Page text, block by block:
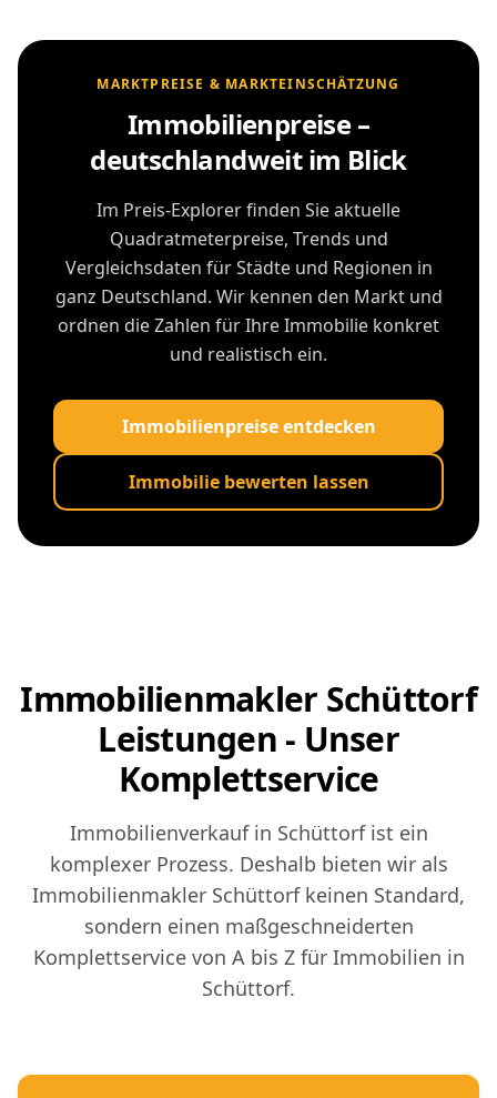
MARKTPREISE & MARKTEINSCHÄTZUNG
Immobilienpreise –
deutschlandweit im Blick
Im Preis-Explorer finden Sie aktuelle
Quadratmeterpreise, Trends und
Vergleichsdaten für Städte und Regionen in
ganz Deutschland. Wir kennen den Markt und
ordnen die Zahlen für Ihre Immobilie konkret
und realistisch ein.
Immobilienpreise entdecken
Immobilie bewerten lassen
Immobilienmakler Schüttorf
Leistungen - Unser
Komplettservice
Immobilienverkauf in Schüttorf ist ein
komplexer Prozess. Deshalb bieten wir als
Immobilienmakler Schüttorf keinen Standard,
sondern einen maßgeschneiderten
Komplettservice von A bis Z für Immobilien in
Schüttorf.